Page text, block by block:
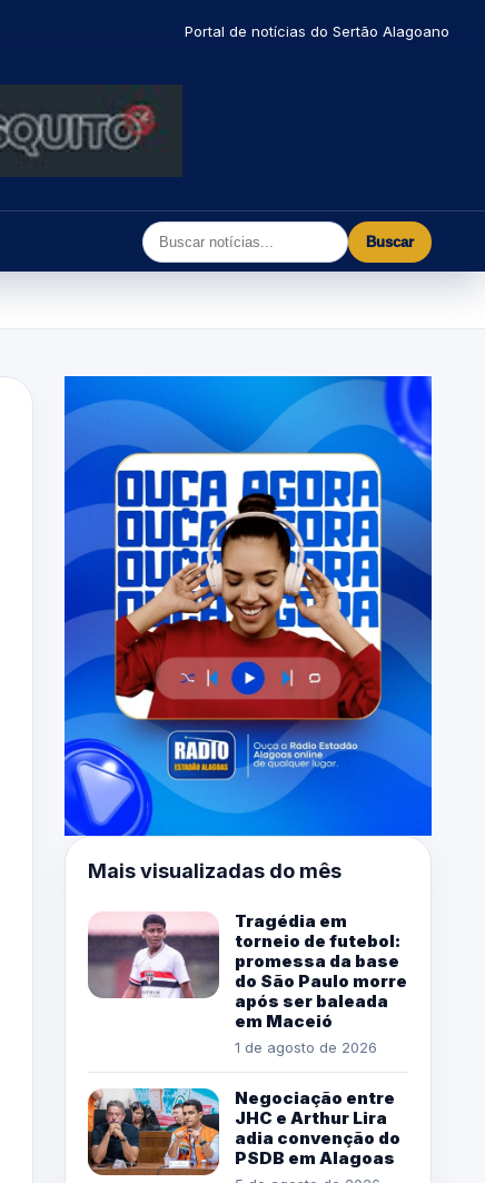
Portal de notícias do Sertão Alagoano
Buscar
Mais visualizadas do mês
Tragédia em
torneio de futebol:
promessa da base
do São Paulo morre
após ser baleada
em Maceió
1 de agosto de 2026
Negociação entre
JHC e Arthur Lira
adia convenção do
PSDB em Alagoas